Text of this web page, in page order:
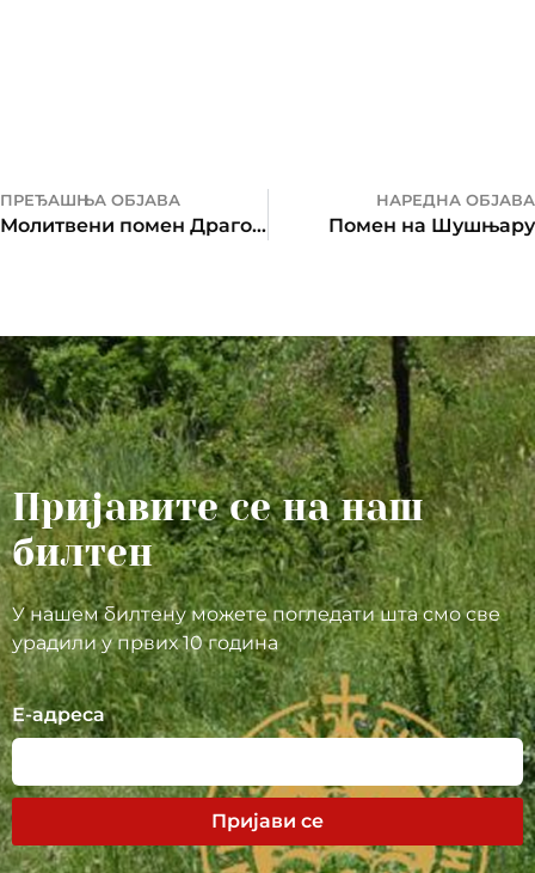
ПРЕЂАШЊА ОБЈАВА
Молитвени помен Драгољубу Дражи Михаиловићу
НАРЕДНА ОБЈАВА
Помен на Шушњару
Пријавите се на наш
билтен
У нашем билтену можете погледати шта смо све
урадили у првих 10 година
Е-адреса
Пријави се